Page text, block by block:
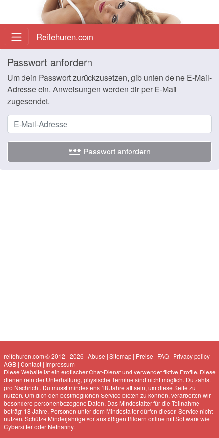
Reifehuren.com
Passwort anfordern
Um dein Passwort zurückzusetzen, gib unten deine E-Mail-
Adresse ein. Anweisungen werden dir per E-Mail
zugesendet.
password Passwort anfordern
reifehuren.com © 2012 - 2026 | Abuse | Sitemap| Preise | FAQ| Privacy policy|
AGB| Contact| Impressum
Diese Website ist ein erotischer Chat-Dienst und verwendet fiktive Profile. Diese
dienen rein der Unterhaltung, physische Termine sind nicht möglich. Du zahlst
pro Nachricht. Du musst mindestens 18 Jahre alt sein, um diese Seite zu
nutzen. Um dich den bestmöglichen Service bieten zu können, verarbeiten wir
besondere personenbezogene Daten. Das Mindestalter für die Teilnahme
beträgt 18 Jahre. Personen unter dem Mindestalter dürfen diesen Service nicht
nutzen. Schütze Minderjährige vor anstößigen Bildern online mit Software wie
Cybersitter oder Netnanny.